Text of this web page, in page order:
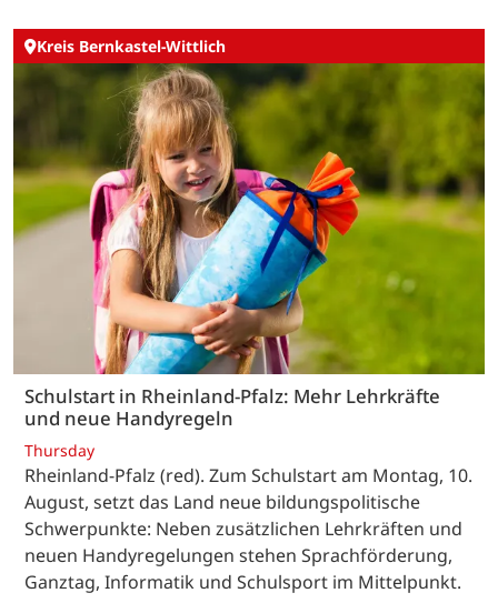
Kreis Bernkastel-Wittlich
Schulstart in Rheinland-Pfalz: Mehr Lehrkräfte
und neue Handyregeln
Thursday
Rheinland-Pfalz (red). Zum Schulstart am Montag, 10.
August, setzt das Land neue bildungspolitische
Schwerpunkte: Neben zusätzlichen Lehrkräften und
neuen Handyregelungen stehen Sprachförderung,
Ganztag, Informatik und Schulsport im Mittelpunkt.